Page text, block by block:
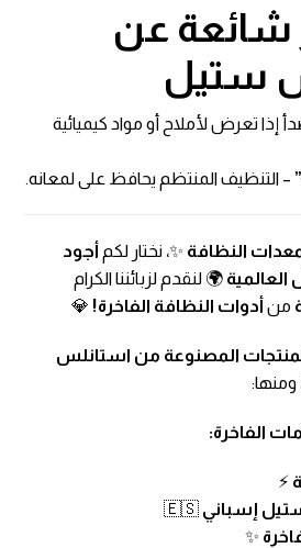
شائعة عن
ستيل
إذا تعرض لأملاح أو مواد كيميائية
– التنظيف المنتظم يحافظ على لمعانه.
النظافة ✨، نختار لكم أجود
🌍 لنقدم لزبائننا الكرام
من أدوات النظافة الفاخرة! 💎
المصنوعة من استانلس
ومنها:
الفاخرة:
⚡
إسباني 🇪🇸
✨